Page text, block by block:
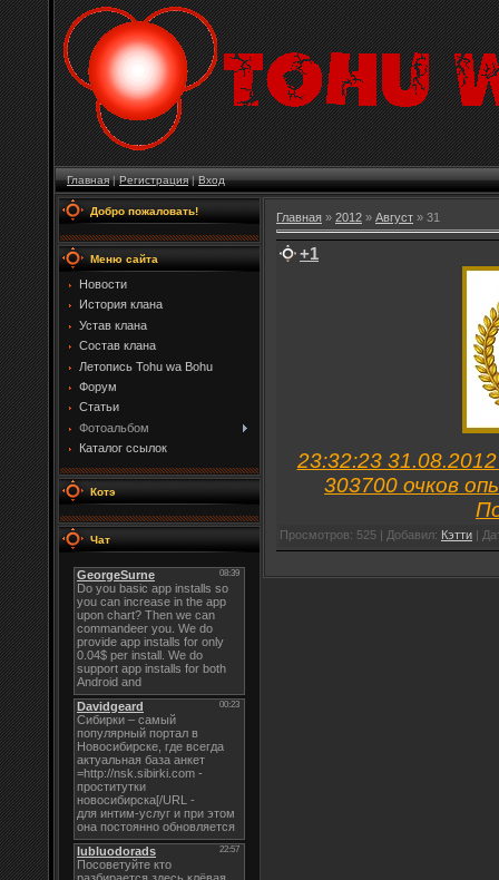
Главная|Регистрация|Вход
Добро пожаловать!
Меню сайта
Новости
История клана
Устав клана
Состав клана
Летопись Tohu wa Bohu
Форум
Статьи
Фотоальбом
Каталог ссылок
Котэ
Чат
Главная » 2012 » Август » 31
+1
23:32:23
303700 очков
Просмотров: 525 | Добавил: Кэтти |